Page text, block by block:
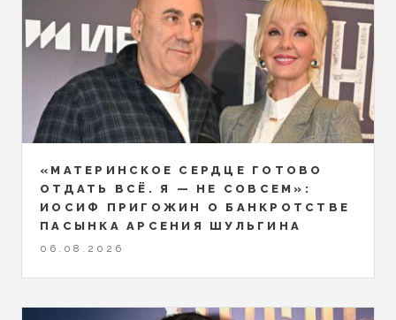
«МАТЕРИНСКОЕ СЕРДЦЕ ГОТОВО
ОТДАТЬ ВСЁ. Я — НЕ СОВСЕМ»:
ИОСИФ ПРИГОЖИН О БАНКРОТСТВЕ
ПАСЫНКА АРСЕНИЯ ШУЛЬГИНА
06.08.2026